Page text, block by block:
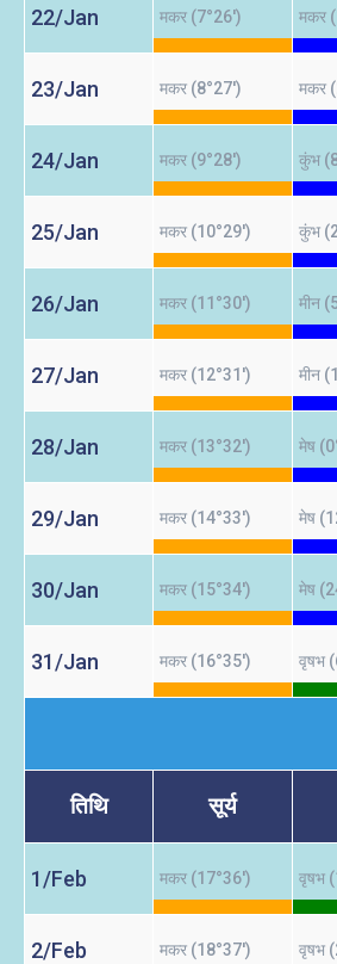
22/Jan मकर (7°26') मकर
23/Jan मकर (8°27') मकर
24/Jan मकर (9°28') कुंभ
25/Jan मकर (10°29') कुंभ
26/Jan मकर (11°30') मीन
27/Jan मकर (12°31') मीन
28/Jan मकर (13°32') मेष
29/Jan मकर (14°33') मेष
30/Jan मकर (15°34') मेष
31/Jan मकर (16°35') वृषभ
तिथि सूर्य
1/Feb मकर (17°36') वृषभ
2/Feb मकर (18°37') वृषभ